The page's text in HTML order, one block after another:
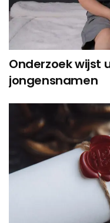
Onderzoek wijst
jongensnamen